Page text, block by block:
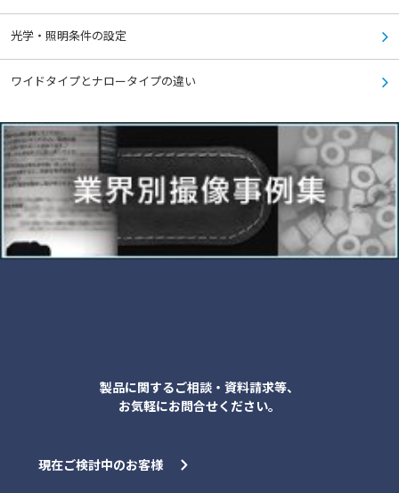
光学・照明条件の設定
ワイドタイプとナロータイプの違い
製品に関するご相談・資料請求等、
お気軽にお問合せください。
現在ご検討中のお客様